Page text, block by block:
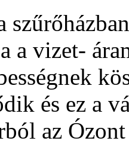
a vizet-
és ez a
az